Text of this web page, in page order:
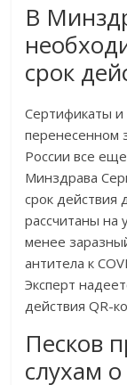
В
срок
Сертификаты и
перенесенном
России все
Минздрава
срок действия
рассчитаны на
менее
антитела к
Эксперт
действия QR-
Песков
слухам